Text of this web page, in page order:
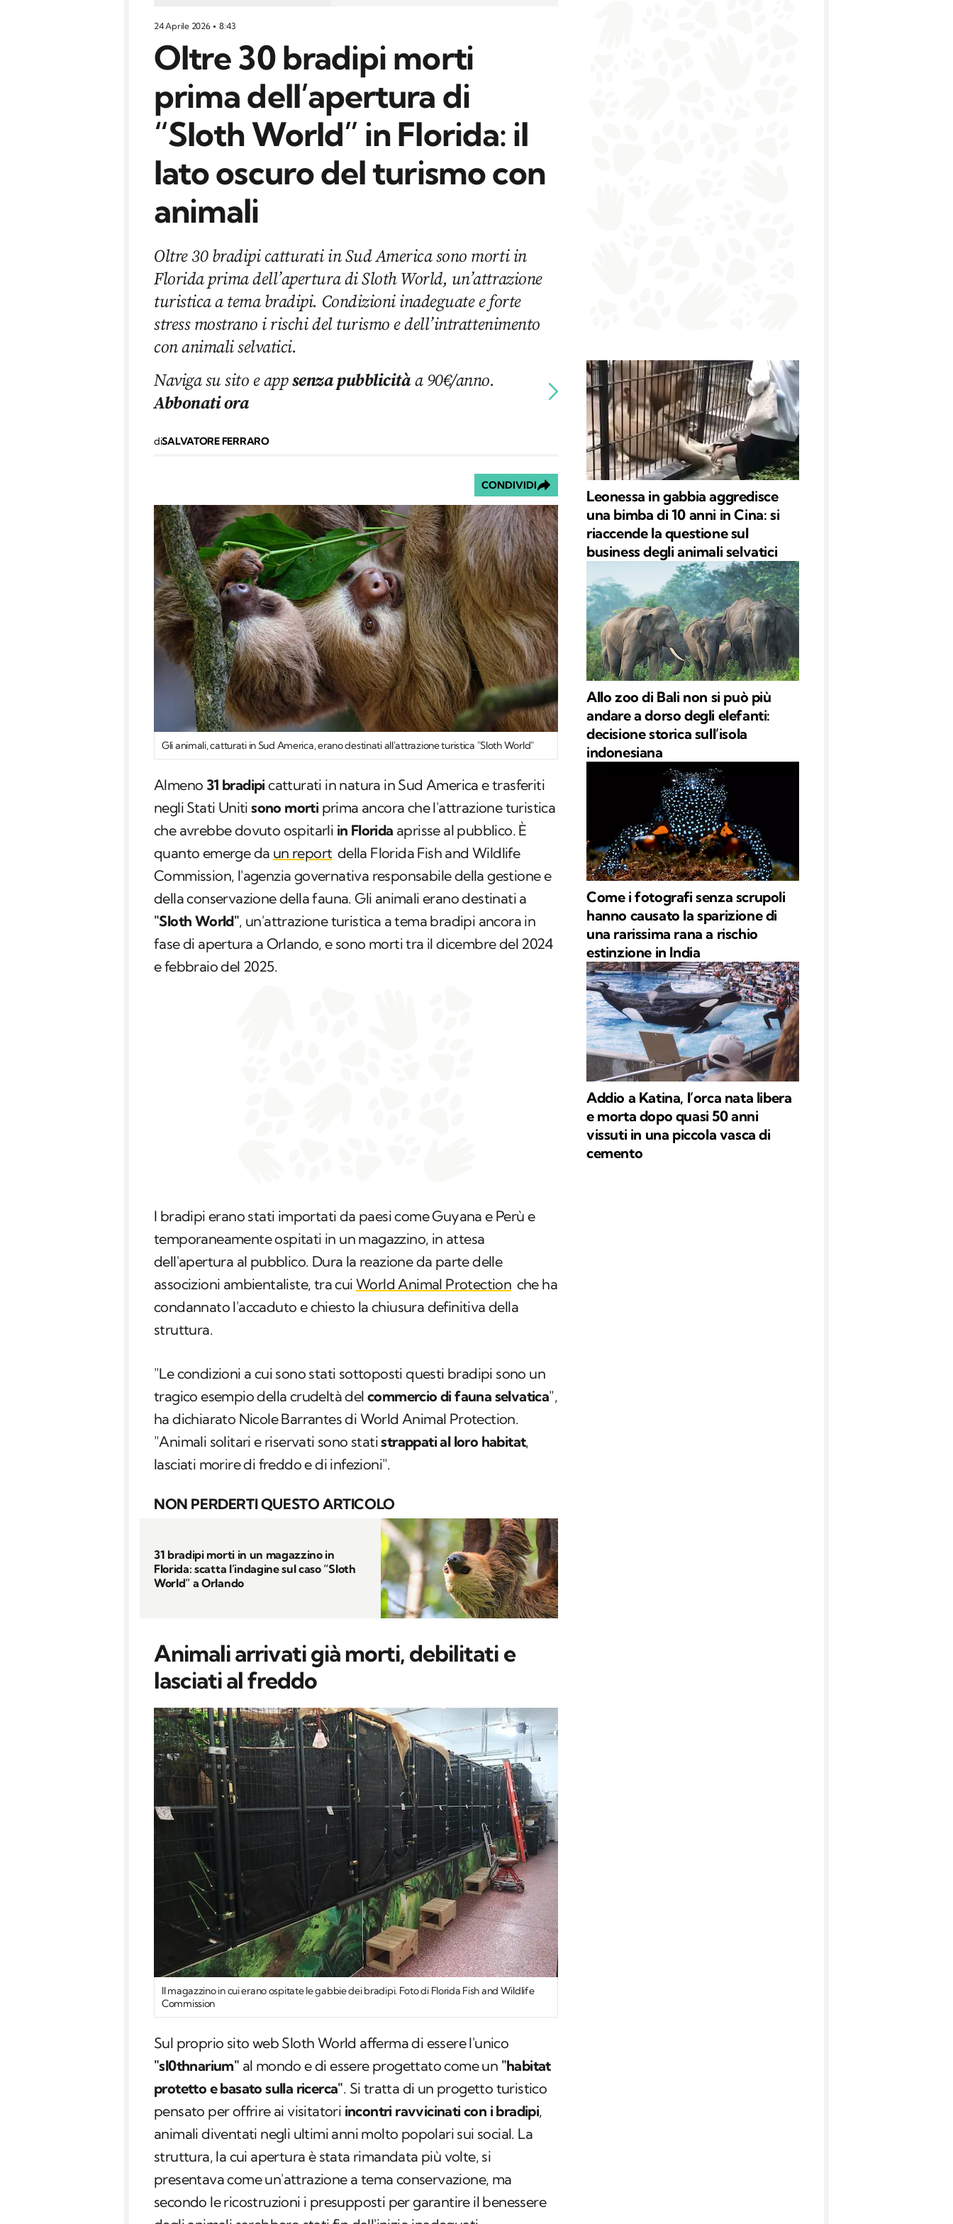
24 Aprile 2026 8:43
Oltre 30 bradipi morti
prima dell’apertura di
“Sloth World” in Florida: il
lato oscuro del turismo con
animali
Oltre 30 bradipi catturati in Sud America sono morti in
Florida prima dell’apertura di Sloth World, un’attrazione
turistica a tema bradipi. Condizioni inadeguate e forte
stress mostrano i rischi del turismo e dell’intrattenimento
con animali selvatici.
Naviga su sito e appsenza pubblicitàa 90€/anno.
Abbonati ora
diSALVATORE FERRARO
CONDIVIDI
Gli animali, catturati in Sud America, erano destinati all'attrazione turistica "Sloth World"
Almeno 31 bradipicatturati in natura in Sud America e trasferiti
negli Stati Unitisono morti prima ancora che l'attrazione turistica
che avrebbe dovuto ospitarli in Florida aprisse al pubblico. È
quanto emerge da un report della Florida Fish and Wildlife
Commission, l'agenzia governativa responsabile della gestione e
della conservazione della fauna. Gli animali erano destinati a
"Sloth World", un'attrazione turistica a tema bradipi ancora in
fase di apertura a Orlando, e sono morti tra il dicembre del 2024
e febbraio del 2025.
I bradipi erano stati importati da paesi come Guyana e Perù e
temporaneamente ospitati in un magazzino, in attesa
dell'apertura al pubblico. Dura la reazione da parte delle
associzioni ambientaliste, tra cui World Animal Protection che ha
condannato l'accaduto e chiesto la chiusura definitiva della
struttura.
"Le condizioni a cui sono stati sottoposti questi bradipi sono un
tragico esempio della crudeltà del commercio di fauna selvatica",
ha dichiarato Nicole Barrantes di World Animal Protection.
"Animali solitari e riservati sono statistrappati al loro habitat,
lasciati morire di freddo e di infezioni".
NON PERDERTI QUESTO ARTICOLO
31 bradipi morti in un magazzino in
Florida: scatta l’indagine sul caso “Sloth
World” a Orlando
Animali arrivati già morti, debilitati e
lasciati al freddo
Il magazzino in cui erano ospitate le gabbie dei bradipi. Foto di Florida Fish and Wildlife
Commission
Sul proprio sito web Sloth World afferma di essere l'unico
"sl0thnarium" al mondo e di essere progettato come un "habitat
protetto e basato sulla ricerca". Si tratta di un progetto turistico
pensato per offrire ai visitatori incontri ravvicinati con i bradipi,
animali diventati negli ultimi anni molto popolari sui social. La
struttura, la cui apertura è stata rimandata più volte, si
presentava come un'attrazione a tema conservazione, ma
secondo le ricostruzioni i presupposti per garantire il benessere
Leonessa in gabbia aggredisce
una bimba di 10 anni in Cina: si
riaccende la questione sul
business degli animali selvatici
Allo zoo di Bali non si può più
andare a dorso degli elefanti:
decisione storica sull’isola
indonesiana
Come i fotografi senza scrupoli
hanno causato la sparizione di
una rarissima rana a rischio
estinzione in India
Addio a Katina, l’orca nata libera
e morta dopo quasi 50 anni
vissuti in una piccola vasca di
cemento